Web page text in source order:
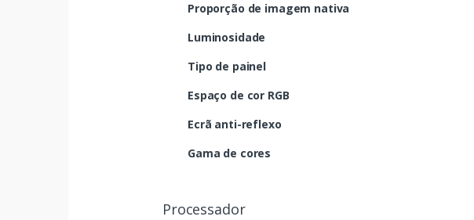
Proporção de imagem nativa
Luminosidade
Tipo de painel
Espaço de cor RGB
Ecrã anti-reflexo
Gama de cores
Processador